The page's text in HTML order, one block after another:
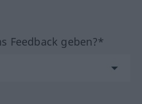
Feedback geben?*